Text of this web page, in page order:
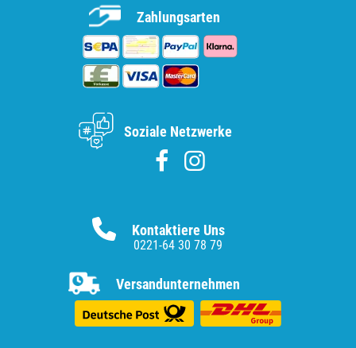
Kontaktiere Uns
0221-64 30 78 79
Versandunternehmen
Zahlungsarten
Soziale Netzwerke